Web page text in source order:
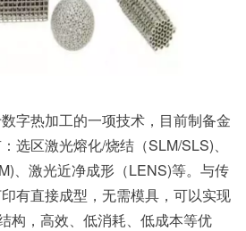
热加工的一项技术，目前制备金
选区激光熔化/烧结（SLM/SLS)、
、激光近净成形（LENS)等。与传
有直接成型，无需模具，可以实现
构，高效、低消耗、低成本等优